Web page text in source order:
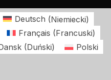
Deutsch (Niemiecki)
Français (Francuski)
(Duński) Polski